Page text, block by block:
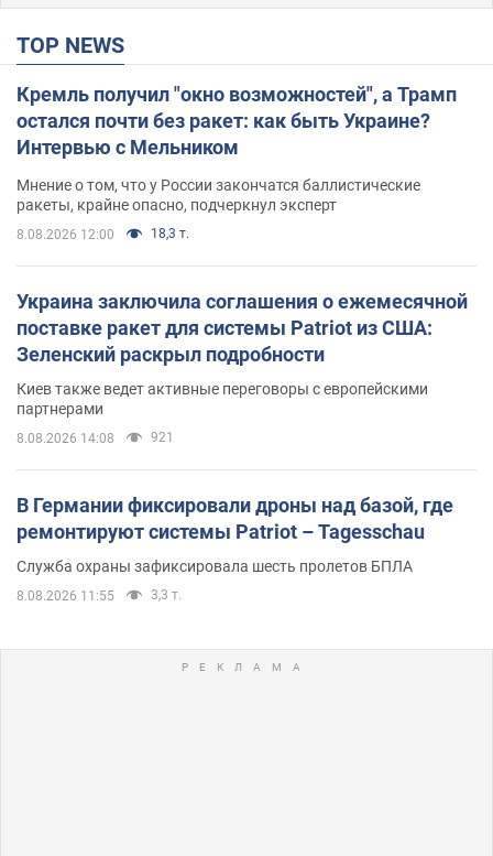
TOP NEWS
Кремль получил "окно возможностей", а Трамп
остался почти без ракет: как быть Украине?
Интервью с Мельником
Мнение о том, что у России закончатся баллистические
ракеты, крайне опасно, подчеркнул эксперт
8.08.2026 12:00 18,3 т.
Украина заключила соглашения о ежемесячной
поставке ракет для системы Patriot из США:
Зеленский раскрыл подробности
Киев также ведет активные переговоры с европейскими
партнерами
8.08.2026 14:08 921
В Германии фиксировали дроны над базой, где
ремонтируют системы Patriot – Tagesschau
Служба охраны зафиксировала шесть пролетов БПЛА
8.08.2026 11:55 3,3 т.